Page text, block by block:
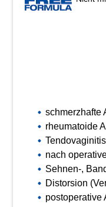
schmerzhafte
rheumatoide
nach
Sehnen-,
Distorsion
postoperative